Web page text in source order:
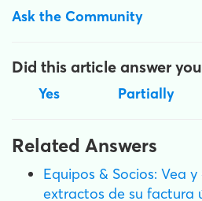
Ask the Community
Did this article answer
Yes Partially
Related Answers
Equipos & Socios: Vea
extractos de su factura